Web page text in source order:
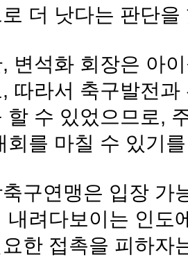
더 낫다는 판단
, 변석화 회장은 아
따라서 축구발전
할 수 있었으므로,
회를 마칠 수 있기
구연맹은 입장 가
내려다보이는 인도
한 접촉을 피하자